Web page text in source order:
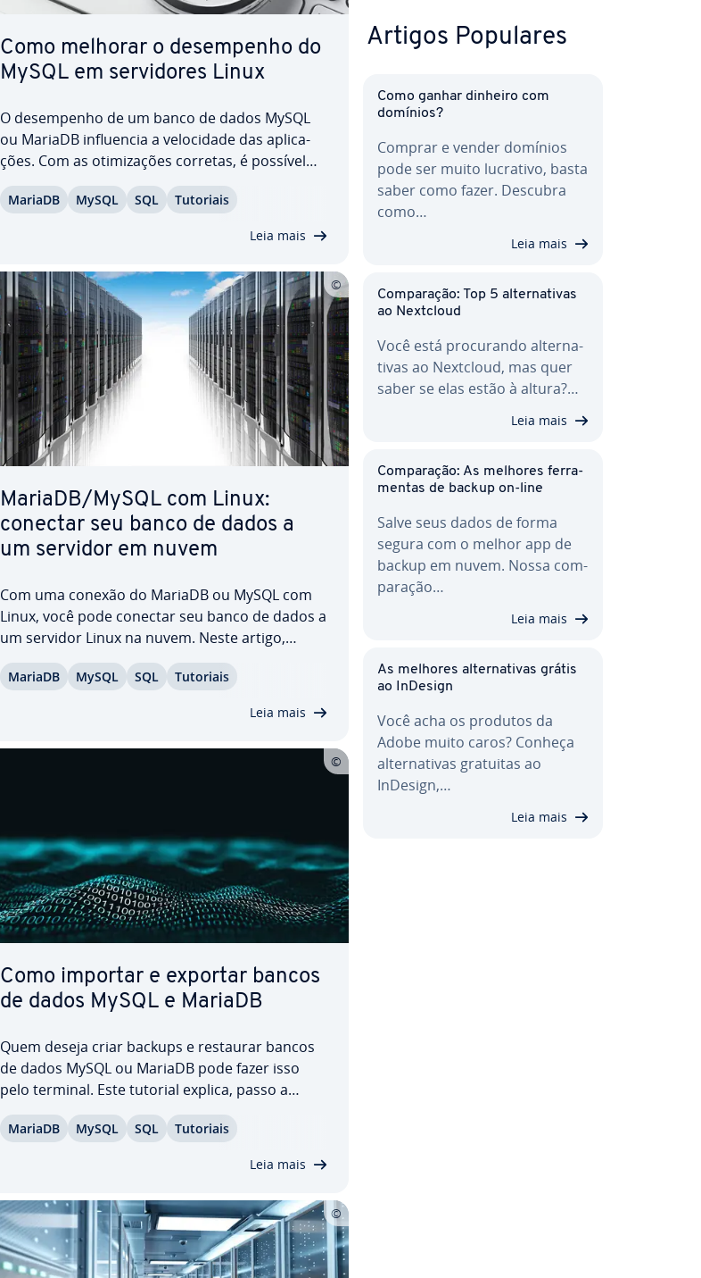
Como melhorar o de­sem­pe­nho do
MySQL em ser­vi­do­res Linux
O de­sem­pe­nho de um banco de dados MySQL
ou MariaDB in­flu­en­cia a ve­lo­ci­dade das apli­ca­
ções. Com as oti­mi­za­ções corretas, é possível
acelerar consultas, usar recursos de forma
eficiente e evitar gargalos. Este artigo mostra
MariaDB MySQL SQL Tutoriais
Leia mais
MariaDB/MySQL com Linux:
conectar seu banco de dados a
um servidor em nuvem
Com uma conexão do MariaDB ou MySQL com
Linux, você pode conectar seu banco de dados a
um servidor Linux na nuvem. Neste artigo,
mostramos como isso funciona. Você
aprenderá passo a passo a criar um banco de
MariaDB MySQL SQL Tutoriais
Leia mais
Como importar e exportar bancos
de dados MySQL e MariaDB
Quem deseja criar backups e restaurar bancos
de dados MySQL ou MariaDB pode fazer isso
pelo terminal. Este tutorial explica, passo a
passo, como importar e exportar bancos de
dados tanto no MySQL quanto no MariaDB.
MariaDB MySQL SQL Tutoriais
Leia mais
Artigos Populares
Como ganhar dinheiro com
domínios?
Comprar e vender domínios
pode ser muito lucrativo, basta
saber como fazer. Descubra
como…
Leia mais
Com­pa­ra­ção: Top 5 al­ter­na­ti­vas
ao Nextcloud
Você está pro­cu­rando al­ter­na­
ti­vas ao Nextcloud, mas quer
saber se elas estão à altura?…
Leia mais
Com­pa­ra­ção: As melhores fer­ra­
men­tas de backup on-line
Salve seus dados de forma
segura com o melhor app de
backup em nuvem. Nossa com­
pa­ra­ção…
Leia mais
As melhores al­ter­na­ti­vas grátis
ao InDesign
Você acha os produtos da
Adobe muito caros? Conheça
al­ter­na­ti­vas gratuitas ao
InDesign,…
Leia mais